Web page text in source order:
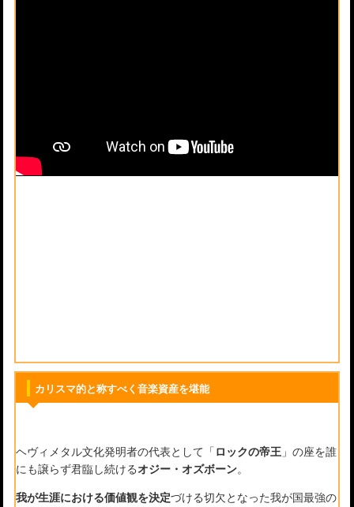
カリスマ的と称すべく音楽資産を堪能
ヘヴィメタル文化発明者の代表として「 ロックの帝王 」の座を誰
にも譲らず君臨し続けるオジー・オズボーン。
我が生涯における価値観を決定づける切欠となった我が国最強の